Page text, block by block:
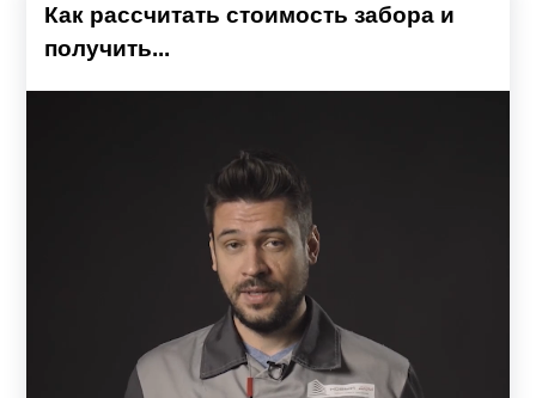
Как рассчитать стоимость забора и
получить...